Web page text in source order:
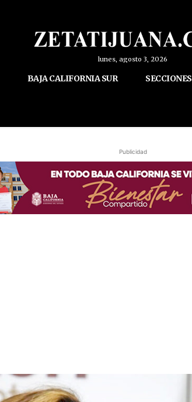
lunes, agosto 3, 2026
BAJA CALIFORNIA SUR SECCIONES
Publicidad